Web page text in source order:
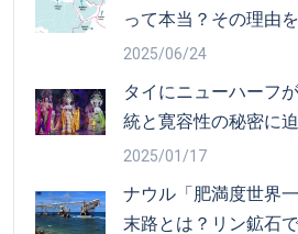
って本当？その理由
2025/06/24
タイにニューハーフ
統と寛容性の秘密に
2025/01/17
ナウル「肥満度世界
末路とは？リン鉱石